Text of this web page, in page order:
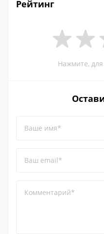
Рейтинг
Нажмите,
Ваше имя*
Ваш email*
Комментарий*